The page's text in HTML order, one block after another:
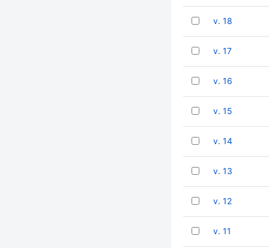
v. 18
v. 17
v. 16
v. 15
v. 14
v. 13
v. 12
v. 11